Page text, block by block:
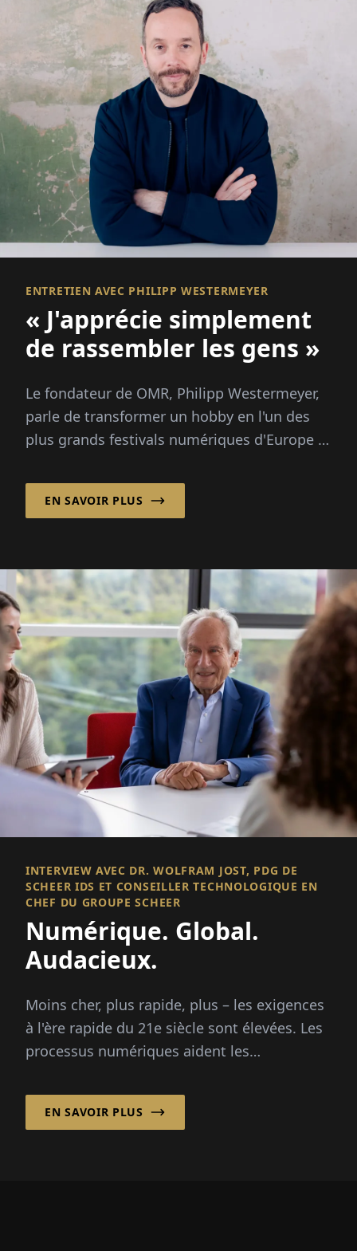
ENTRETIEN AVEC PHILIPP WESTERMEYER
« J'apprécie simplement
de rassembler les gens »
Le fondateur de OMR, Philipp Westermeyer,
parle de transformer un hobby en l'un des
plus grands festivals numériques d'Europe :
pas de grand plan.
EN SAVOIR PLUS
INTERVIEW AVEC DR. WOLFRAM JOST, PDG DE
SCHEER IDS ET CONSEILLER TECHNOLOGIQUE EN
CHEF DU GROUPE SCHEER
Numérique. Global.
Audacieux.
Moins cher, plus rapide, plus – les exigences
à l'ère rapide du 21e siècle sont élevées. Les
processus numériques aident les
EN SAVOIR PLUS